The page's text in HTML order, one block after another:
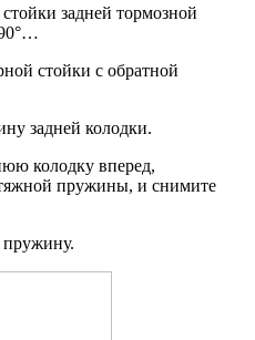
задней тормозной
стойки с обратной
задней колодки.
колодку вперед,
пружины, и снимите